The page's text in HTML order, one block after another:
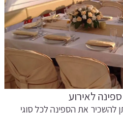
לאירוע
להשכיר את הספינה לכל סוגי